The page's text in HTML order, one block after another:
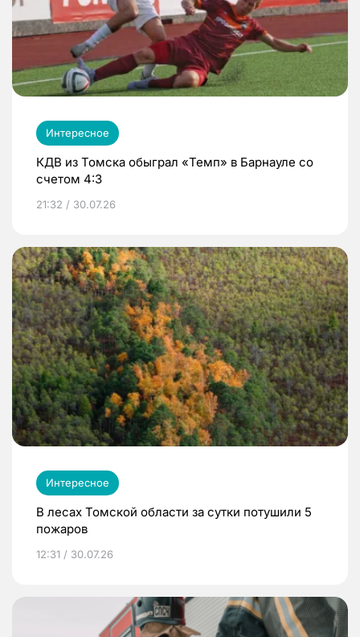
Интересное
КДВ из Томска обыграл «Темп» в Барнауле со
счетом 4:3
21:32 / 30.07.26
Интересное
В лесах Томской области за сутки потушили 5
пожаров
12:31 / 30.07.26